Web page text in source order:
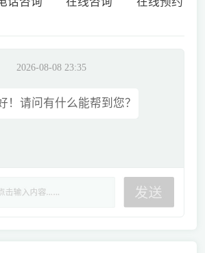
2026-08-08 23:35
！请问有什么能帮到您？